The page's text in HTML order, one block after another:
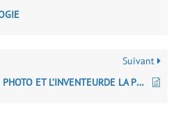
Suivant
LA TOUTE PREMIÈRE PHOTO ET L’INVENTEURDE LA PHOTOGRAPHIE, NICÉPHORE NIÉPCE